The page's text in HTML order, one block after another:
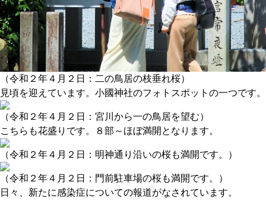
（令和２年４月２日：二の鳥居の枝垂れ桜）
見頃を迎えています。小國神社のフォトスポットの一つです。
（令和２年４月２日：宮川から一の鳥居を望む）
こちらも花盛りです。８部～ほぼ満開となります。
（令和２年４月２日：明神通り沿いの桜も満開です。）
（令和２年４月２日：門前駐車場の桜も満開です。）
日々、新たに感染症についての報道がなされています。